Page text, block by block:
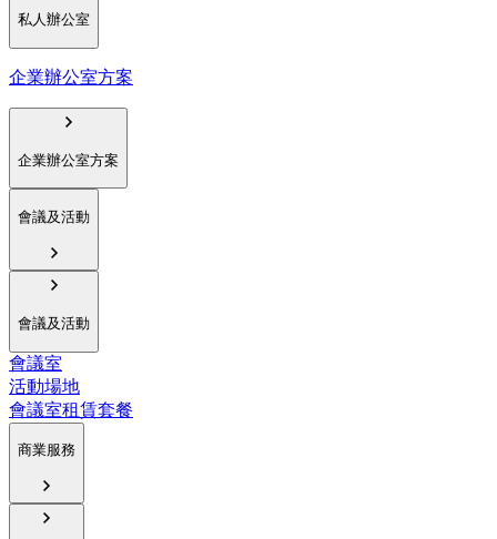
私人辦公室
企業辦公室方案
企業辦公室方案
會議及活動
會議及活動
會議室
活動場地
會議室租賃套餐
商業服務